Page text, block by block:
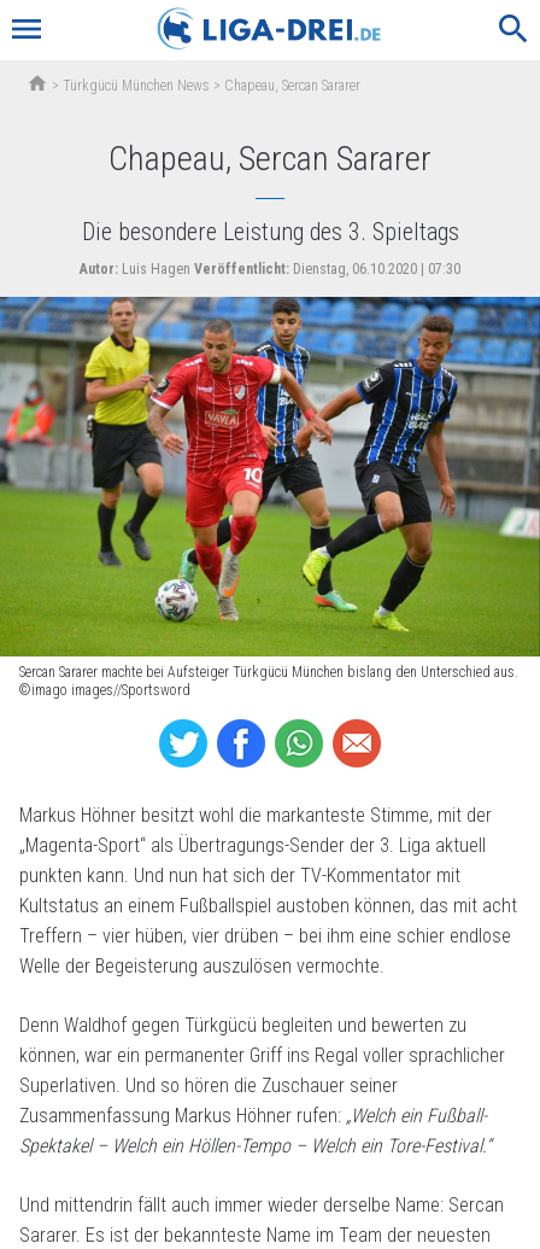
menu search
home > Türkgücü München News > Chapeau, Sercan Sararer
Chapeau, Sercan Sararer
Die besondere Leistung des 3. Spieltags
Autor: Luis Hagen Veröffentlicht: Dienstag, 06.10.2020 | 07:30
Sercan Sararer machte bei Aufsteiger Türkgücü München bislang den Unterschied aus.
©imago images//Sportsword
Markus Höhner besitzt wohl die markanteste Stimme, mit der
„Magenta-Sport“ als Übertragungs-Sender der 3. Liga aktuell
punkten kann. Und nun hat sich der TV-Kommentator mit
Kultstatus an einem Fußballspiel austoben können, das mit acht
Treffern – vier hüben, vier drüben – bei ihm eine schier endlose
Welle der Begeisterung auszulösen vermochte.
Denn Waldhof gegen Türkgücü begleiten und bewerten zu
können, war ein permanenter Griff ins Regal voller sprachlicher
Superlativen. Und so hören die Zuschauer seiner
Zusammenfassung Markus Höhner rufen: „Welch ein Fußball-
Spektakel – Welch ein Höllen-Tempo – Welch ein Tore-Festival.“
Und mittendrin fällt auch immer wieder derselbe Name: Sercan
Sararer. Es ist der bekannteste Name im Team der neuesten